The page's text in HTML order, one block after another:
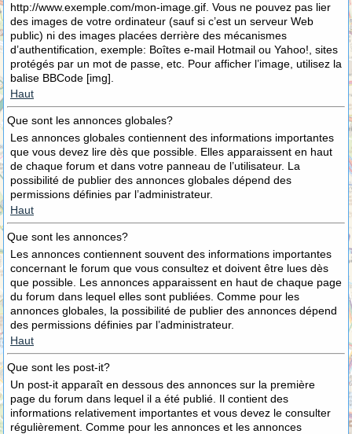
http://www.exemple.com/mon-image.gif. Vous ne pouvez pas lier
des images de votre ordinateur (sauf si c’est un serveur Web
public) ni des images placées derrière des mécanismes
d’authentification, exemple: Boîtes e-mail Hotmail ou Yahoo!, sites
protégés par un mot de passe, etc. Pour afficher l’image, utilisez la
balise BBCode [img].
Haut
Que sont les annonces globales?
Les annonces globales contiennent des informations importantes
que vous devez lire dès que possible. Elles apparaissent en haut
de chaque forum et dans votre panneau de l’utilisateur. La
possibilité de publier des annonces globales dépend des
permissions définies par l’administrateur.
Haut
Que sont les annonces?
Les annonces contiennent souvent des informations importantes
concernant le forum que vous consultez et doivent être lues dès
que possible. Les annonces apparaissent en haut de chaque page
du forum dans lequel elles sont publiées. Comme pour les
annonces globales, la possibilité de publier des annonces dépend
des permissions définies par l’administrateur.
Haut
Que sont les post-it?
Un post-it apparaît en dessous des annonces sur la première
page du forum dans lequel il a été publié. Il contient des
informations relativement importantes et vous devez le consulter
régulièrement. Comme pour les annonces et les annonces